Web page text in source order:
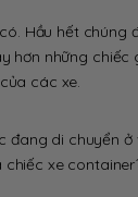
Hầu hết chúng
hơn những chiếc
các xe.
đang di chuyển
chiếc xe